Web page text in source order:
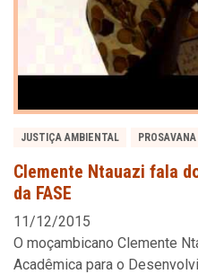
JUSTIÇA AMBIENTAL PROSAVANA
Clemente Ntauazi fala
da FASE
11/12/2015
O moçambicano Clemente
Acadêmica para o